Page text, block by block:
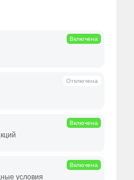
Включена
Отключена
Включена
Включена
условия